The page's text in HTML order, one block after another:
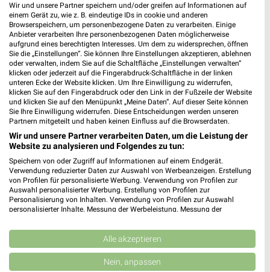
NORMA Prospekt und aktuelle Angebote für
Ehingen
NUSSER Wäsche & Mehr Filialen &
Öffnungszeiten
Noch mehr Angebote in
der weekli App!
Wir und unsere Partner speichern und/oder greifen auf Informationen auf
einem Gerät zu, wie z. B. eindeutige IDs in cookie und anderen
Browserspeichern, um personenbezogene Daten zu verarbeiten. Einige
Anbieter verarbeiten Ihre personenbezogenen Daten möglicherweise
aufgrund eines berechtigten Interesses. Um dem zu widersprechen, öffnen
Sie die „Einstellungen“. Sie können Ihre Einstellungen akzeptieren, ablehnen
oder verwalten, indem Sie auf die Schaltfläche „Einstellungen verwalten“
klicken oder jederzeit auf die Fingerabdruck-Schaltfläche in der linken
unteren Ecke der Website klicken. Um Ihre Einwilligung zu widerrufen,
klicken Sie auf den Fingerabdruck oder den Link in der Fußzeile der Website
und klicken Sie auf den Menüpunkt „Meine Daten“. Auf dieser Seite können
Sie Ihre Einwilligung widerrufen. Diese Entscheidungen werden unseren
Partnern mitgeteilt und haben keinen Einfluss auf die Browserdaten.
Wir und unsere Partner verarbeiten Daten, um die Leistung der
Website zu analysieren und Folgendes zu tun:
Speichern von oder Zugriff auf Informationen auf einem Endgerät.
Verwendung reduzierter Daten zur Auswahl von Werbeanzeigen. Erstellung
von Profilen für personalisierte Werbung. Verwendung von Profilen zur
Auswahl personalisierter Werbung. Erstellung von Profilen zur
Personalisierung von Inhalten. Verwendung von Profilen zur Auswahl
personalisierter Inhalte. Messung der Werbeleistung. Messung der
Kombinationen von Daten aus verschiedenen Quellen. Entwicklung und
Verbesserung der Angebote. Verwendung reduzierter Daten zur Auswahl
von Inhalten.
Daten können außerhalb der Europäischen Union weitergegeben und in die
Alle akzeptieren
Nein, anpassen